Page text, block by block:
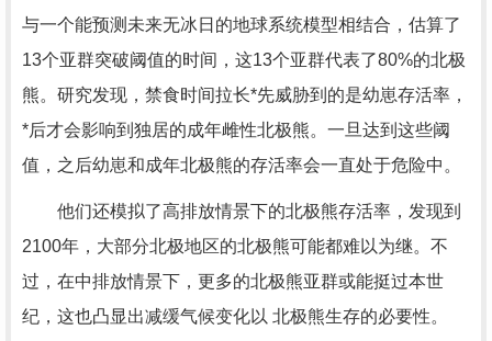
与一个能预测未来无冰日的地球系统模型相结合，估算了
13个亚群突破阈值的时间，这13个亚群代表了80%的北极
熊。研究发现，禁食时间拉长*先威胁到的是幼崽存活率，
*后才会影响到独居的成年雌性北极熊。一旦达到这些阈
值，之后幼崽和成年北极熊的存活率会一直处于危险中。
他们还模拟了高排放情景下的北极熊存活率，发现到
2100年，大部分北极地区的北极熊可能都难以为继。不
过，在中排放情景下，更多的北极熊亚群或能挺过本世
纪，这也凸显出减缓气候变化以 北极熊生存的必要性。